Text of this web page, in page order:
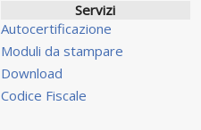
Servizi
Autocertificazione
Moduli da stampare
Download
Codice Fiscale